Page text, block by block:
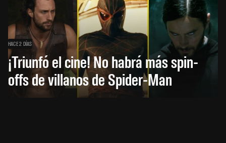
HACE 2 DÍAS
¡Triunfó el cine! No habrá más spin-
offs de villanos de Spider-Man